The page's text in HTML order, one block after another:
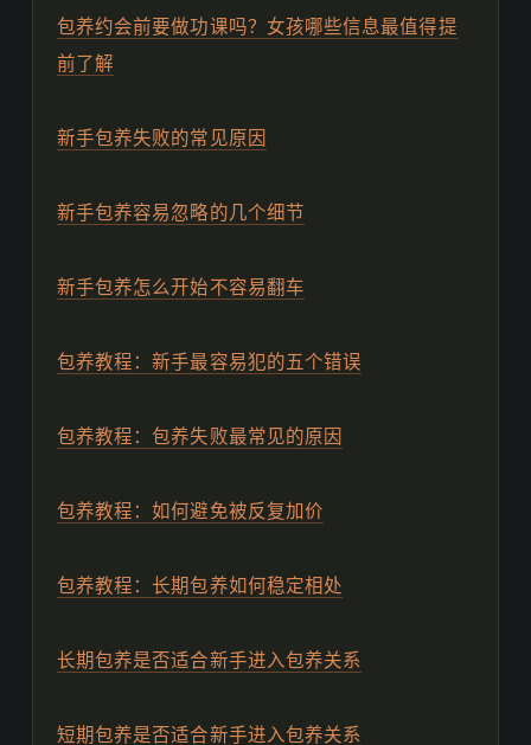
包养约会前要做功课吗？女孩哪些信息最值得提
前了解
新手包养失败的常见原因
新手包养容易忽略的几个细节
新手包养怎么开始不容易翻车
包养教程：新手最容易犯的五个错误
包养教程：包养失败最常见的原因
包养教程：如何避免被反复加价
包养教程：长期包养如何稳定相处
长期包养是否适合新手进入包养关系
短期包养是否适合新手进入包养关系